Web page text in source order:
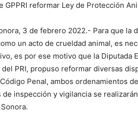
reformar Ley de Protección
3 de febrero 2022.- Para que la
un acto de crueldad animal, es
es por ese motivo que la Diputada
del PRI, propuso reformar diversas
Penal, ambos ordenamientos
de inspección y vigilancia se